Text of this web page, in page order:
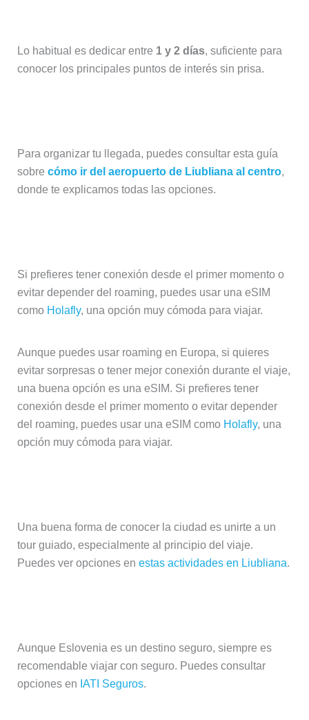
Lo habitual es dedicar entre 1 y 2 días, suficiente para
conocer los principales puntos de interés sin prisa.
Para organizar tu llegada, puedes consultar esta guía
sobre cómo ir del aeropuerto de Liubliana al centro,
donde te explicamos todas las opciones.
Si prefieres tener conexión desde el primer momento o
evitar depender del roaming, puedes usar una eSIM
como Holafly, una opción muy cómoda para viajar.
Aunque puedes usar roaming en Europa, si quieres
evitar sorpresas o tener mejor conexión durante el viaje,
una buena opción es una eSIM. Si prefieres tener
conexión desde el primer momento o evitar depender
del roaming, puedes usar una eSIM como Holafly, una
opción muy cómoda para viajar.
Una buena forma de conocer la ciudad es unirte a un
tour guiado, especialmente al principio del viaje.
Puedes ver opciones en estas actividades en Liubliana.
Aunque Eslovenia es un destino seguro, siempre es
recomendable viajar con seguro. Puedes consultar
opciones en IATI Seguros.